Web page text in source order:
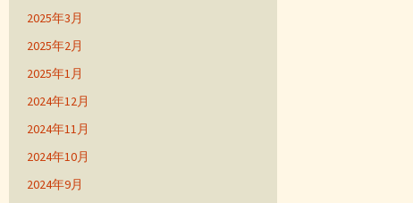
2025年3月
2025年2月
2025年1月
2024年12月
2024年11月
2024年10月
2024年9月